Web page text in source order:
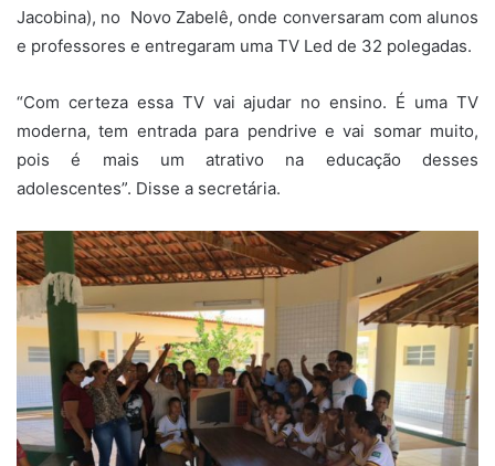
Jacobina), no Novo Zabelê, onde conversaram com alunos
e professores e entregaram uma TV Led de 32 polegadas.
“Com certeza essa TV vai ajudar no ensino. É uma TV
moderna, tem entrada para pendrive e vai somar muito,
pois é mais um atrativo na educação desses
adolescentes”. Disse a secretária.